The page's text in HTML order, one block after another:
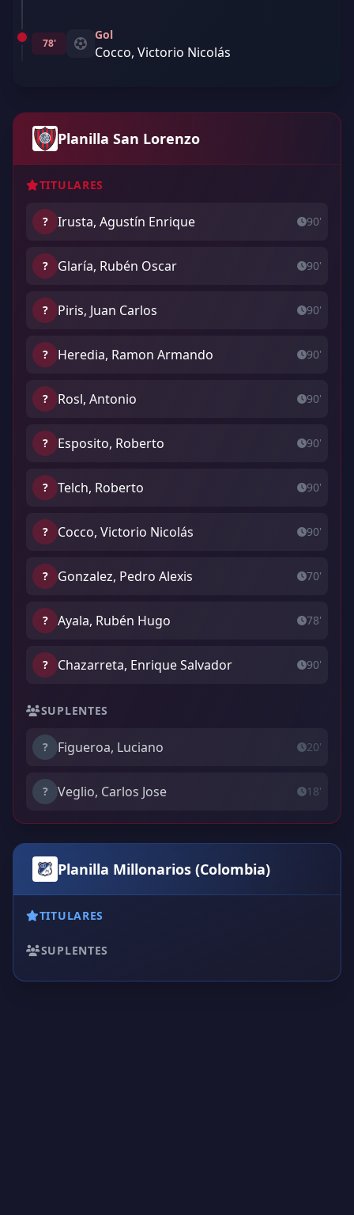
78'
Gol
Cocco, Victorio Nicolás
Planilla San Lorenzo
TITULARES
? Irusta, Agustín Enrique 90'
? Glaría, Rubén Oscar 90'
? Piris, Juan Carlos 90'
? Heredia, Ramon Armando 90'
? Rosl, Antonio 90'
? Esposito, Roberto 90'
? Telch, Roberto 90'
? Cocco, Victorio Nicolás 90'
? Gonzalez, Pedro Alexis 70'
? Ayala, Rubén Hugo 78'
? Chazarreta, Enrique Salvador 90'
SUPLENTES
? Figueroa, Luciano 20'
? Veglio, Carlos Jose 18'
Planilla Millonarios (Colombia)
TITULARES
SUPLENTES